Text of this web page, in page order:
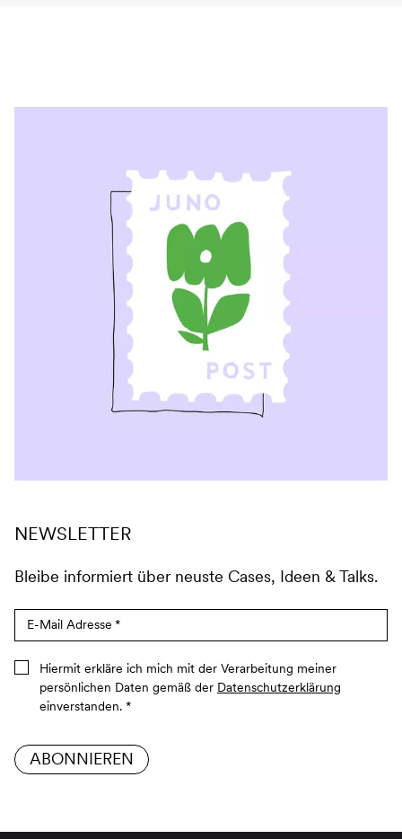
NEWSLETTER
Bleibe informiert über neuste Cases, Ideen & Talks.
E-Mail Adresse *
Hiermit erkläre ich mich mit der Verarbeitung meiner
persönlichen Daten gemäß der Datenschutzerklärung
einverstanden. *
ABONNIEREN